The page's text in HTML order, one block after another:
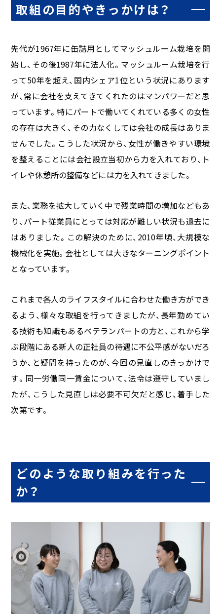
取組の目的やきっかけは？
先代が1967年に缶詰用としてマッシュルーム栽培を開
始し、その後1987年に法人化。マッシュルーム栽培を行
って50年を超え、国内シェア1位という状況にあります
が、常に会社を支えてきてくれたのはマンパワーだと思
っています。特にパートで働いてくれている多くの女性
の存在は大きく、その力なくしては会社の成長はありま
せんでした。こうした状況から、女性が働きやすい環境
を整えることには会社設立当初から力を入れており、ト
イレや休憩所の整備などには力を入れてきました。
また、業務を拡大していく中で残業時間の増加などもあ
り、パート従業員にとっては対応が難しい状況も過去に
はありました。この解決のために、 2010年頃、大規模な
機械化を実施。会社としては大きなターニングポイント
となっています。
これまで各人のライフスタイルに合わせた働き方ができ
るよう、様々な取組を行ってきましたが、長年勤めてい
る技術も知識もあるベテランパートの方と、これから学
ぶ段階にある新人の正社員の待遇に不公平感がないだろ
うか、と疑問を持ったのが、今回の見直しのきっかけで
す。同一労働同一賃金について、法令は遵守していまし
たが、こうした見直しは必要不可欠だと感じ、着手した
次第です。
どのような取り組みを行った
か？